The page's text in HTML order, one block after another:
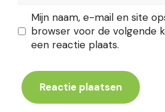
Mijn naam, e-mail en site
browser voor de volgende
een reactie plaats.